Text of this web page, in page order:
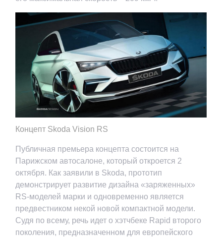
Концепт Skoda Vision RS
Публичная премьера концепта состоится на
Парижском автосалоне, который откроется 2
октября. Как заявили в Skoda, прототип
демонстрирует развитие дизайна «заряженных»
RS-моделей марки и одновременно является
предвестником некой новой компактной модели.
Судя по всему, речь идет о хэтчбеке Rapid второго
поколения, предназначенном для европейского